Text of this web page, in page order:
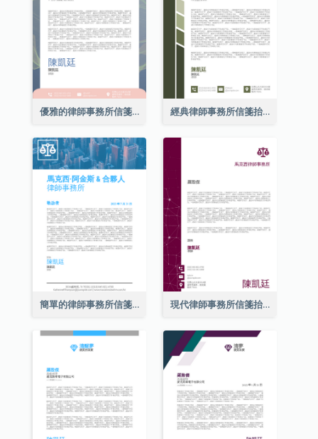
優雅的律師事務所信箋抬頭 經典律師事務所信箋抬頭
簡單的律師事務所信箋抬頭 現代律師事務所信箋抬頭